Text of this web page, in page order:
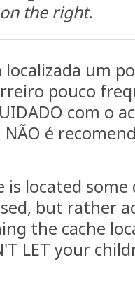
the right.
localizada um
pouco
com o
é
is located
but rather
the cache
LET your